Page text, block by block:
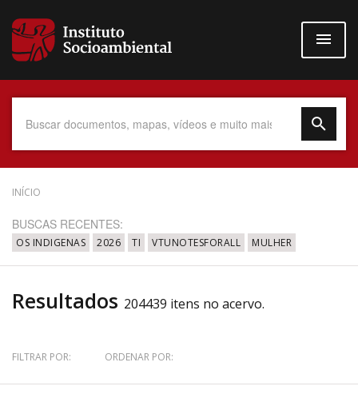
para
conteúdo
Data do Documento
Até
Povo Indígena
INÍCIO
BUSCAS RECENTES:
OS INDIGENAS 2026 TI VTUNOTESFORALL MULHER
Resultados 204439 itens no acervo.
FILTRAR POR: ORDENAR POR: